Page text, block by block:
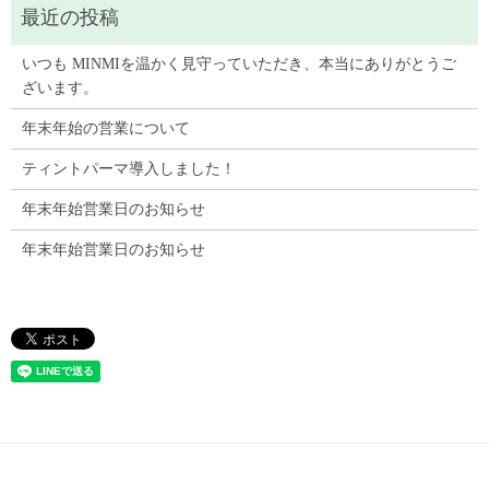
いつも MINMIを温かく見守っていただき、本当にありがとうご
ざいます。
年末年始の営業について
ティントパーマ導入しました！
年末年始営業日のお知らせ
年末年始営業日のお知らせ